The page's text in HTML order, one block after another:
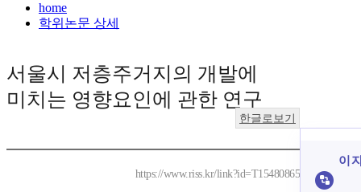
home
학위논문 상세
서울시 저층주거지의 개발에
미치는 영향요인에 관한 연구
한글로보기
https://www.riss.kr/link?id=T15480865
이